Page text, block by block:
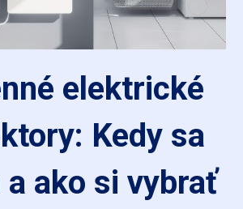
elektrické
Kedy sa
ako si vybrať